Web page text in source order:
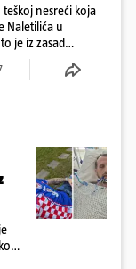
nesreći koja
Naletilića u
je iz zasad
vozilo se